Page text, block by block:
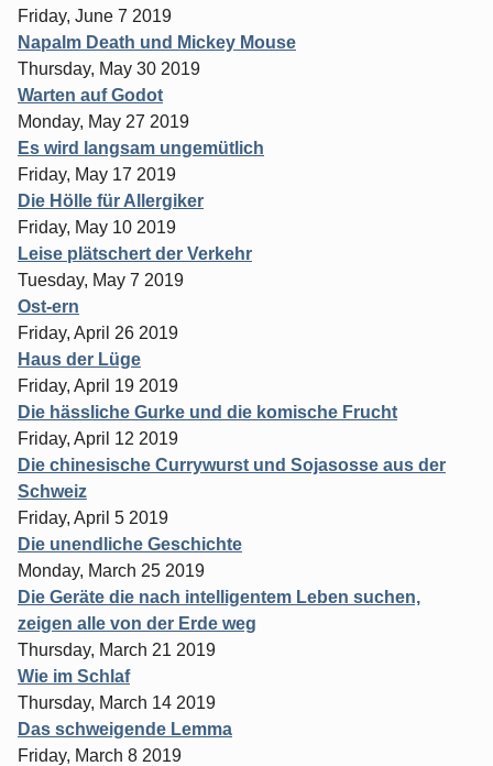
Friday, June 7 2019
Napalm Death und Mickey Mouse
Thursday, May 30 2019
Warten auf Godot
Monday, May 27 2019
Es wird langsam ungemütlich
Friday, May 17 2019
Die Hölle für Allergiker
Friday, May 10 2019
Leise plätschert der Verkehr
Tuesday, May 7 2019
Ost-ern
Friday, April 26 2019
Haus der Lüge
Friday, April 19 2019
Die hässliche Gurke und die komische Frucht
Friday, April 12 2019
Die chinesische Currywurst und Sojasosse aus der
Schweiz
Friday, April 5 2019
Die unendliche Geschichte
Monday, March 25 2019
Die Geräte die nach intelligentem Leben suchen,
zeigen alle von der Erde weg
Thursday, March 21 2019
Wie im Schlaf
Thursday, March 14 2019
Das schweigende Lemma
Friday, March 8 2019